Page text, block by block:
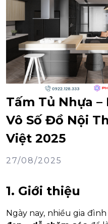
Tấm Tủ Nhựa
Vô Số Đồ Nội
Việt 2025
27/08/2025
1. Giới thiệu
Ngày nay, nhiều gia